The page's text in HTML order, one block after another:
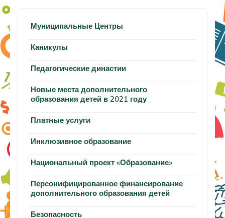
Муниципальные Центры
Каникулы
Педагогические династии
Новые места дополнительного
образования детей в 2021 году
Платные услуги
Инклюзивное образование
Национальный проект «Образование»
Персонифицированное финансирование
дополнительного образования детей
Безопасность